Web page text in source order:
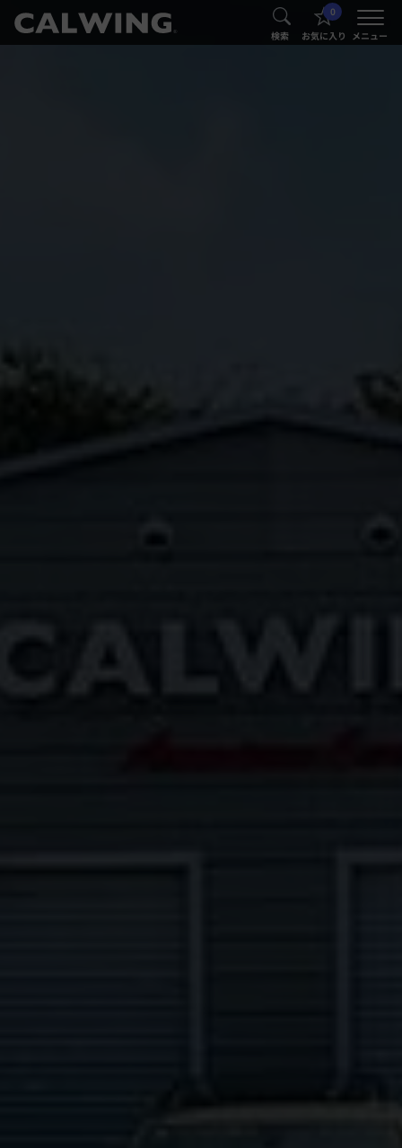
® 検索
0
お気に入り メニュー
®